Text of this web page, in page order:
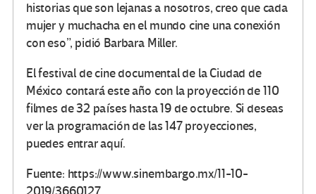
historias que son lejanas a nosotros, creo que cada
mujer y muchacha en el mundo cine una conexión
con eso”, pidió Barbara Miller.
El festival de cine documental de la Ciudad de
México contará este año con la proyección de 110
filmes de 32 países hasta 19 de octubre. Si deseas
ver la programación de las 147 proyecciones,
puedes entrar aquí.
Fuente: https://www.sinembargo.mx/11-10-